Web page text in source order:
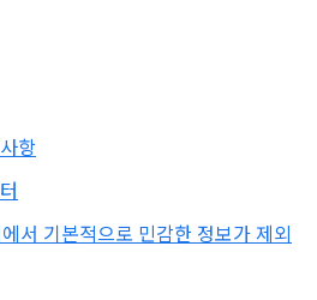
항
서 기본적으로 민감한 정보가 제외